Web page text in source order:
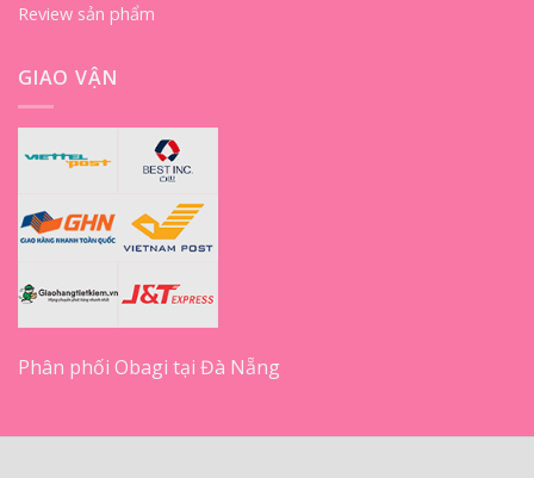
Review sản phẩm
GIAO VẬN
Phân phối Obagi tại Đà Nẵng